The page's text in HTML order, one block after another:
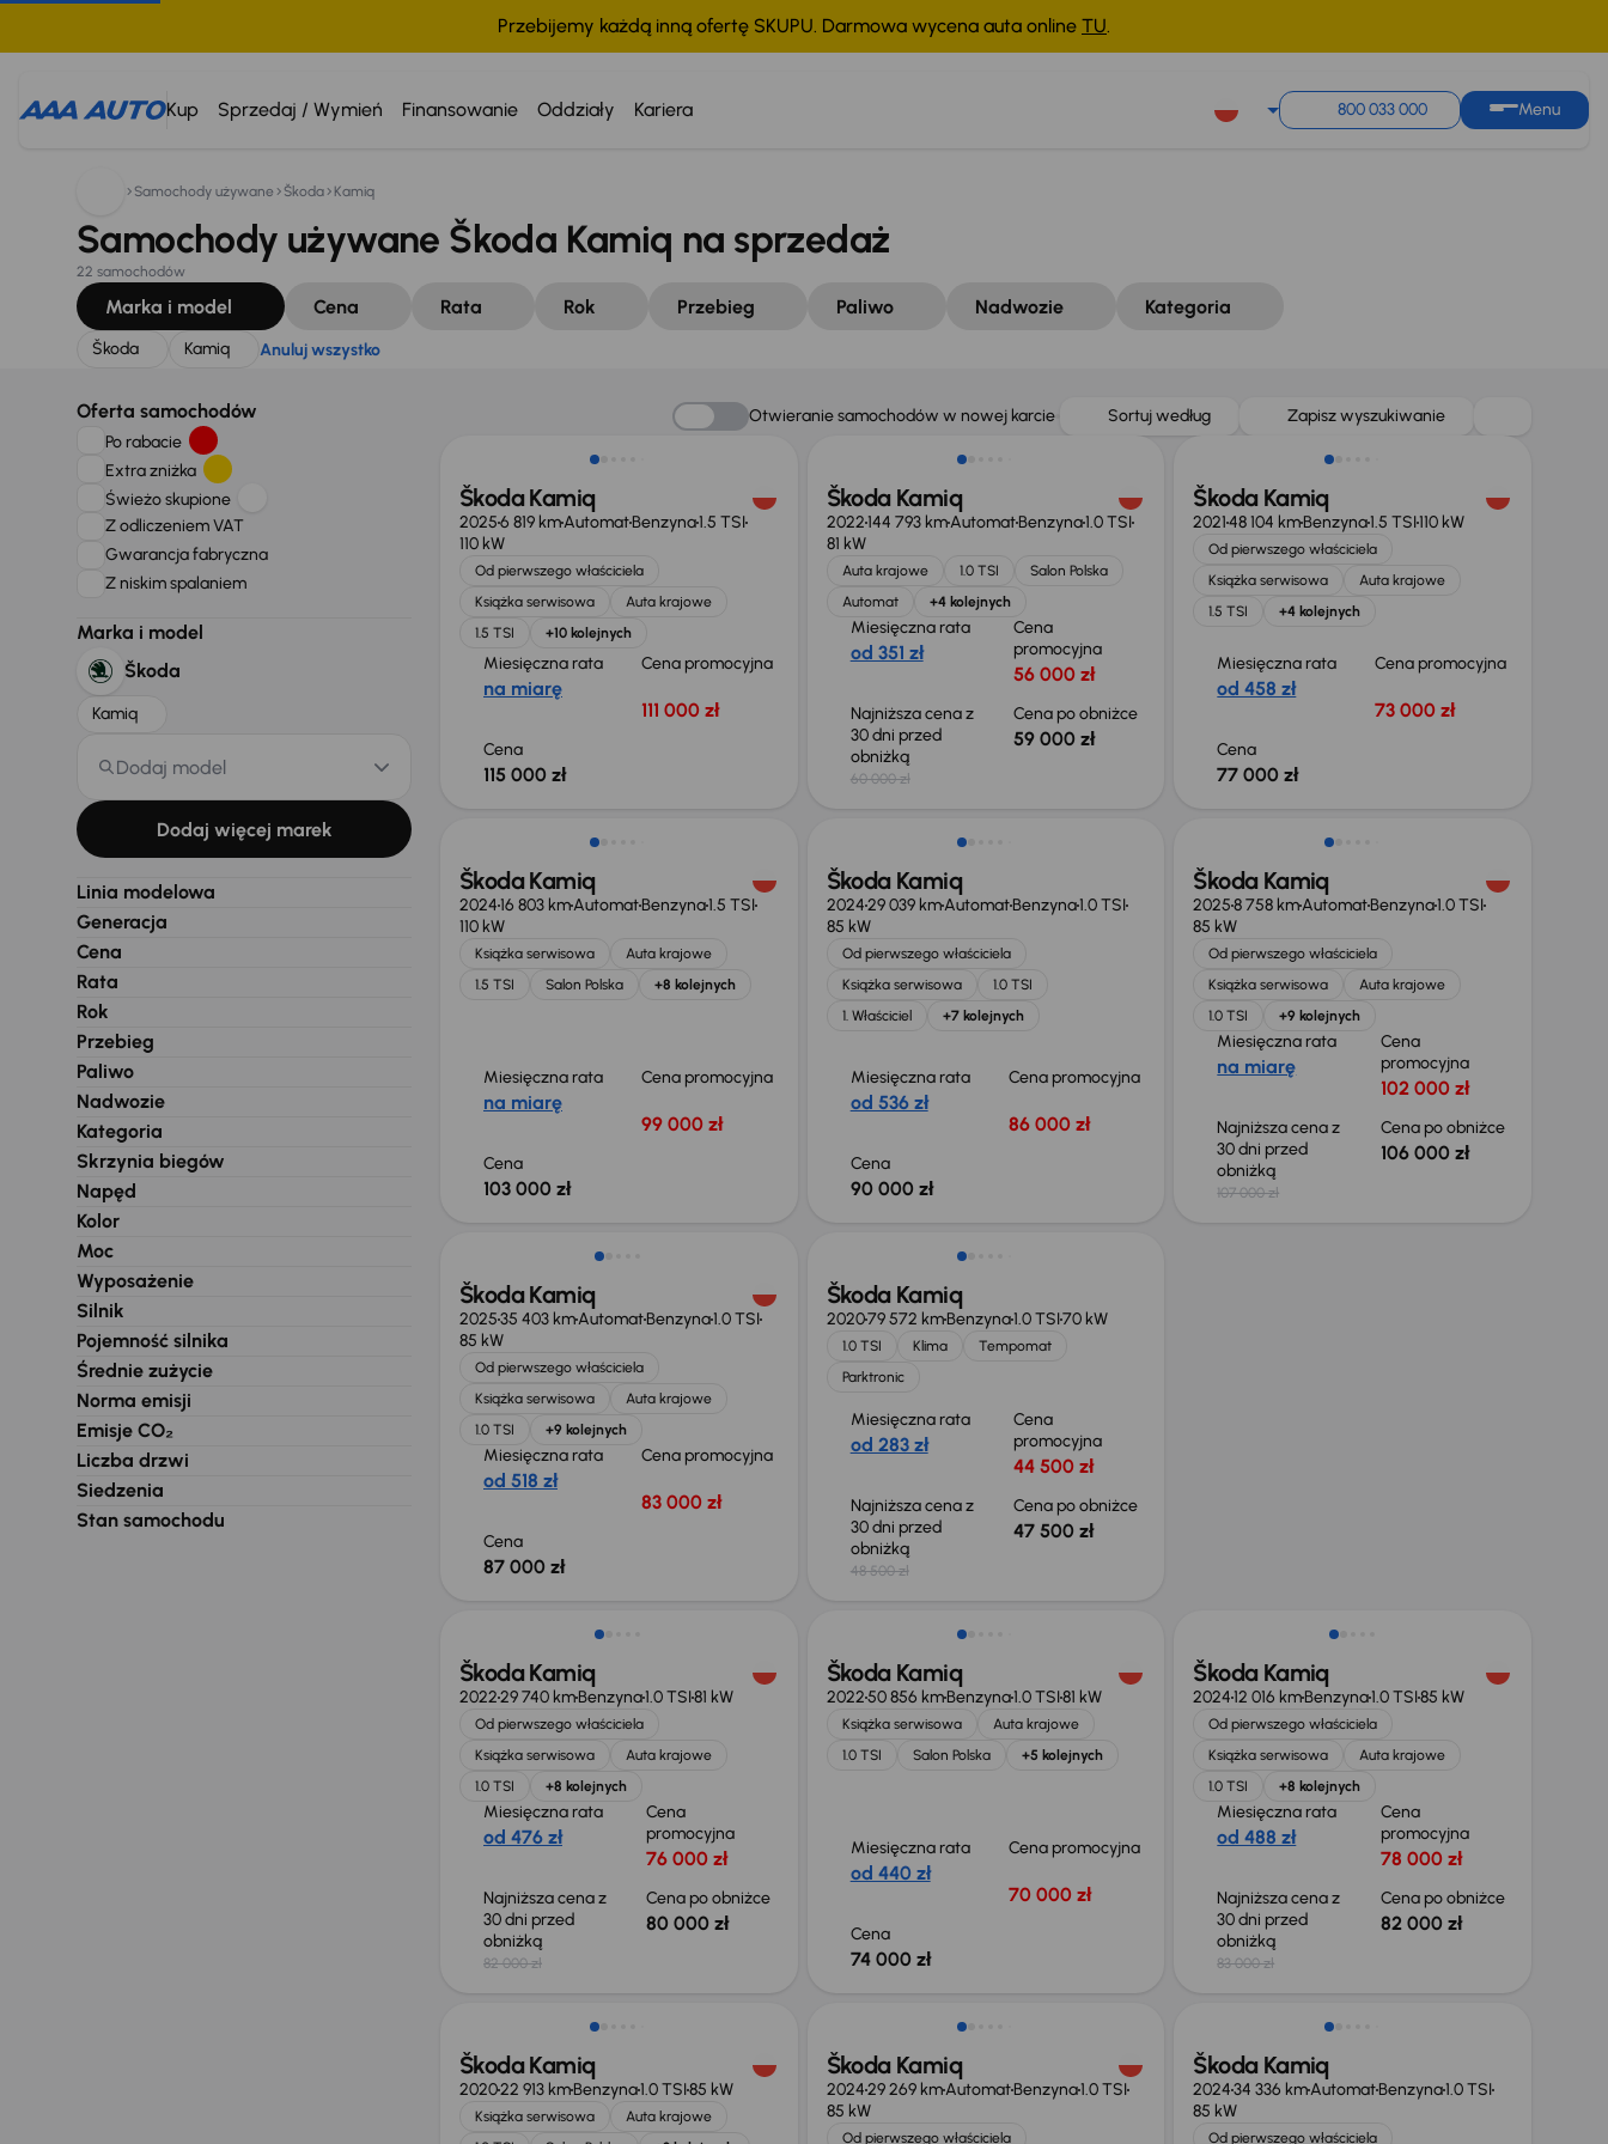
Przebijemy każdą inną ofertę SKUPU. Darmowa wycena auta online TU.
Kup Sprzedaj / Wymień Finansowanie Oddziały Kariera 800 033 000 Menu
Szukam: Anuluj wszystko
Samochody używane Škoda Kamiq
Samochody używane Škoda Kamiq na sprzedaż
22 samochodów
Marka i model Cena Rata Rok Przebieg Paliwo Nadwozie Kategoria
Škoda Kamiq Anuluj wszystko
Oferta samochodów
Po rabacie
Extra zniżka
Świeżo skupione
Z odliczeniem VAT
Gwarancja fabryczna
Z niskim spalaniem
Marka i model
Škoda
Kamiq
Dodaj model
Dodaj więcej marek
Linia modelowa
Generacja
Cena
Rata
Rok
Przebieg
Paliwo
Nadwozie
Kategoria
Skrzynia biegów
Napęd
Kolor
Moc
Wyposażenie
Silnik
Pojemność silnika
Średnie zużycie
Norma emisji
Emisje CO₂
Liczba drzwi
Siedzenia
Stan samochodu
Otwieranie samochodów w nowej karcie Sortuj według Zapisz wyszukiwanie
Škoda Kamiq
20256 819 kmAutomatBenzyna1.5 TSI
110 kW
Od pierwszego właściciela
Książka serwisowa
Auta krajowe
1.5 TSI
+10 kolejnych
Miesięczna rata
na miarę
Cena promocyjna
111 000 zł
Cena
115 000 zł
Taniej o 1 000 zł
Škoda Kamiq
2022144 793 kmAutomatBenzyna1.0 TSI
81 kW
Auta krajowe 1.0 TSI
Salon Polska
Automat
+4 kolejnych
Miesięczna rata
od 351 zł
Cena
promocyjna
56 000 zł
Najniższa cena z
30 dni przed
obniżką
60 000 zł
Cena po obniżce
59 000 zł
Škoda Kamiq
202148 104 kmBenzyna1.5 TSI110 kW
Od pierwszego właściciela
Książka serwisowa
Auta krajowe
1.5 TSI
+4 kolejnych
Miesięczna rata
od 458 zł
Cena promocyjna
73 000 zł
Cena
77 000 zł
Świeżo skupione
Škoda Kamiq
202416 803 kmAutomatBenzyna1.5 TSI
110 kW
Książka serwisowa
Auta krajowe
1.5 TSI
Salon Polska +8 kolejnych
Miesięczna rata
na miarę
Cena promocyjna
99 000 zł
Cena
103 000 zł
Od nowego taniej o 24 700 zł
Škoda Kamiq
202429 039 kmAutomatBenzyna1.0 TSI
85 kW
Od pierwszego właściciela
Książka serwisowa
1.0 TSI
1. Właściciel
+7 kolejnych
Miesięczna rata
od 536 zł
Cena promocyjna
86 000 zł
Cena
90 000 zł
Škoda Kamiq
20258 758 kmAutomatBenzyna1.0 TSI
85 kW
Od pierwszego właściciela
Książka serwisowa
Auta krajowe
1.0 TSI
+9 kolejnych
Miesięczna rata
na miarę
Cena
promocyjna
102 000 zł
Najniższa cena z
30 dni przed
obniżką
107 000 zł
Cena po obniżce
106 000 zł
Škoda Kamiq
202535 403 kmAutomatBenzyna1.0 TSI
85 kW
Od pierwszego właściciela
Książka serwisowa
Auta krajowe
1.0 TSI
+9 kolejnych
Miesięczna rata
od 518 zł
Cena promocyjna
83 000 zł
Cena
87 000 zł
Škoda Kamiq
202079 572 kmBenzyna1.0 TSI70 kW
1.0 TSI Klima
Tempomat
Parktronic
Miesięczna rata
od 283 zł
Cena
promocyjna
44 500 zł
Najniższa cena z
30 dni przed
obniżką
48 500 zł
Cena po obniżce
47 500 zł
Taniej o 2 000 zł
Škoda Kamiq
202229 740 kmBenzyna1.0 TSI81 kW
Od pierwszego właściciela
Książka serwisowa
Auta krajowe
1.0 TSI
+8 kolejnych
Miesięczna rata
od 476 zł
Cena
promocyjna
76 000 zł
Najniższa cena z
30 dni przed
obniżką
82 000 zł
Cena po obniżce
80 000 zł
Škoda Kamiq
202250 856 kmBenzyna1.0 TSI81 kW
Książka serwisowa
Auta krajowe
1.0 TSI
Salon Polska +5 kolejnych
Miesięczna rata
od 440 zł
Cena promocyjna
70 000 zł
Cena
74 000 zł
Škoda Kamiq
202412 016 kmBenzyna1.0 TSI85 kW
Od pierwszego właściciela
Książka serwisowa
Auta krajowe
1.0 TSI
+8 kolejnych
Miesięczna rata
od 488 zł
Cena
promocyjna
78 000 zł
Najniższa cena z
30 dni przed
obniżką
83 000 zł
Cena po obniżce
82 000 zł
Taniej o 1 500 zł
Škoda Kamiq
202022 913 kmBenzyna1.0 TSI85 kW
Książka serwisowa
Auta krajowe
Škoda Kamiq
202429 269 kmAutomatBenzyna1.0 TSI
85 kW
Od pierwszego właściciela
Od nowego taniej o 16 500 zł
Škoda Kamiq
202434 336 kmAutomatBenzyna1.0 TSI
85 kW
Od pierwszego właściciela